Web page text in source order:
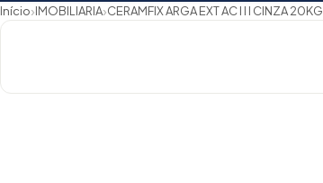
Início›IMOBILIARIA›CERAMFIX ARGA EXT AC I I I CINZA 20KG